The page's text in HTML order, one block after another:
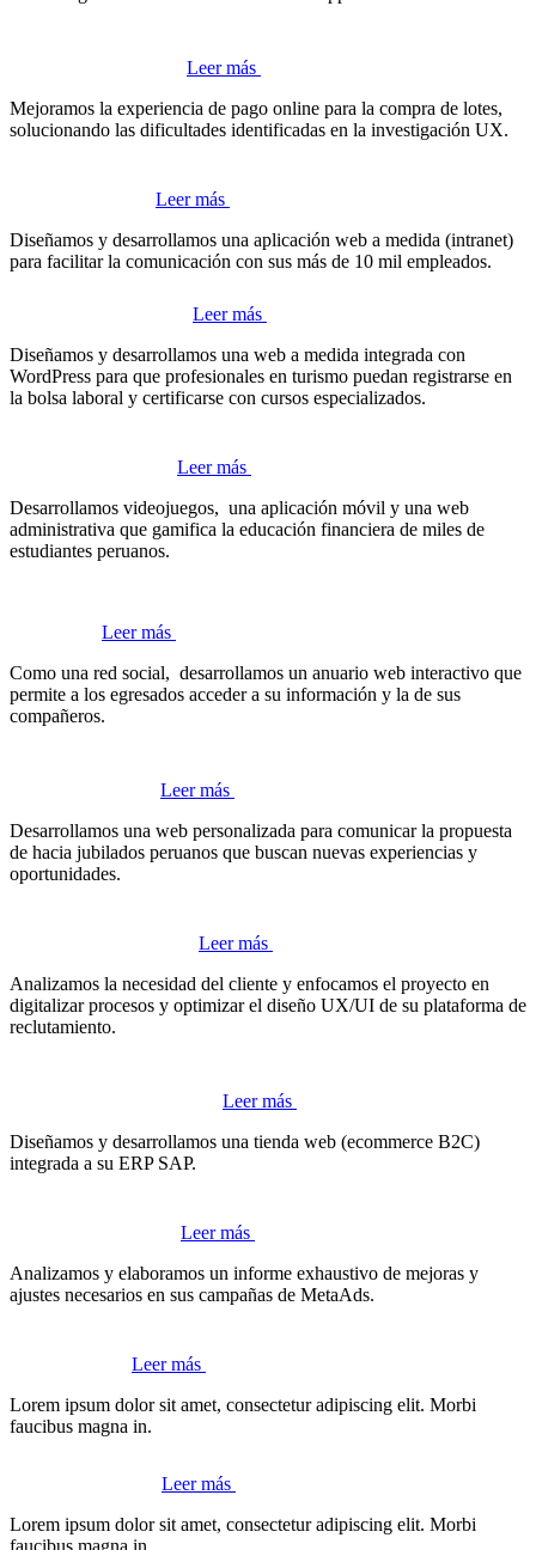
Leer más
Mejoramos la experiencia de pago online para la compra de lotes,
solucionando las dificultades identificadas en la investigación UX.
Leer más
Diseñamos y desarrollamos una aplicación web a medida (intranet)
para facilitar la comunicación con sus más de 10 mil empleados.
Leer más
Diseñamos y desarrollamos una web a medida integrada con
WordPress para que profesionales en turismo puedan registrarse en
la bolsa laboral y certificarse con cursos especializados.
Leer más
Desarrollamos videojuegos, una aplicación móvil y una web
administrativa que gamifica la educación financiera de miles de
estudiantes peruanos.
Leer más
Como una red social, desarrollamos un anuario web interactivo que
permite a los egresados acceder a su información y la de sus
compañeros.
Leer más
Desarrollamos una web personalizada para comunicar la propuesta
de hacia jubilados peruanos que buscan nuevas experiencias y
oportunidades.
Leer más
Analizamos la necesidad del cliente y enfocamos el proyecto en
digitalizar procesos y optimizar el diseño UX/UI de su plataforma de
reclutamiento.
Leer más
Diseñamos y desarrollamos una tienda web (ecommerce B2C)
integrada a su ERP SAP.
Leer más
Analizamos y elaboramos un informe exhaustivo de mejoras y
ajustes necesarios en sus campañas de MetaAds.
Leer más
Lorem ipsum dolor sit amet, consectetur adipiscing elit. Morbi
faucibus magna in.
Leer más
Lorem ipsum dolor sit amet, consectetur adipiscing elit. Morbi
faucibus magna in.